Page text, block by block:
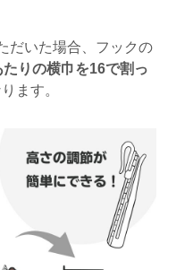
だいた場合、フックの
りの横巾を16で割っ
ます。